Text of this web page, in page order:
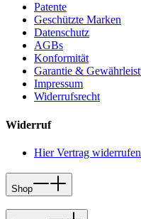
Patente
Geschützte Marken
Datenschutz
AGBs
Konformität
Garantie &
Impressum
Widerrufsrecht
Widerruf
Hier Vertrag widerrufen
Shop